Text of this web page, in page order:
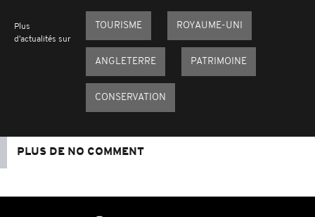
Plus
d'actualités sur
TOURISME ROYAUME-UNI
ANGLETERRE PATRIMOINE
CONSERVATION
PLUS DE NO COMMENT